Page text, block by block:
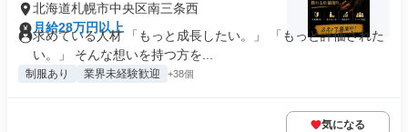
北海道札幌市中央区南三条西
月給28万円以上
求めている人材 「もっと成長したい。」 「もっと評価された
い。」 そんな想いを持つ方を...
制服あり 業界未経験歓迎 +38個
気になる